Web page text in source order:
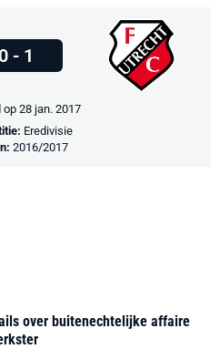
over buitenechtelijke affaire
0 - 1
op 28 jan. 2017
Eredivisie
2016/2017